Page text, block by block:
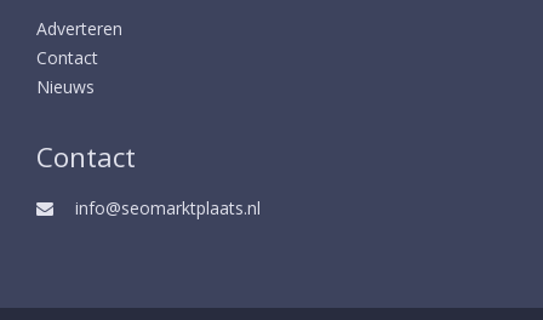
Adverteren
Contact
Nieuws
Contact
info@seomarktplaats.nl